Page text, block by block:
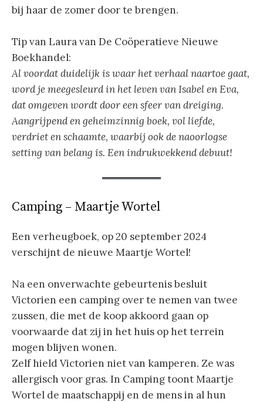
bij haar de zomer door te brengen.
Tip van Laura van De Coöperatieve Nieuwe
Boekhandel:
Al voordat duidelijk is waar het verhaal naartoe gaat,
word je meegesleurd in het leven van Isabel en Eva,
dat omgeven wordt door een sfeer van dreiging.
Aangrijpend en geheimzinnig boek, vol liefde,
verdriet en schaamte, waarbij ook de naoorlogse
setting van belang is. Een indrukwekkend debuut!
Camping – Maartje Wortel
Een verheugboek, op 20 september 2024
verschijnt de nieuwe Maartje Wortel!
Na een onverwachte gebeurtenis besluit
Victorien een camping over te nemen van twee
zussen, die met de koop akkoord gaan op
voorwaarde dat zij in het huis op het terrein
mogen blijven wonen.
Zelf hield Victorien niet van kamperen. Ze was
allergisch voor gras. In Camping toont Maartje
Wortel de maatschappij en de mens in al hun